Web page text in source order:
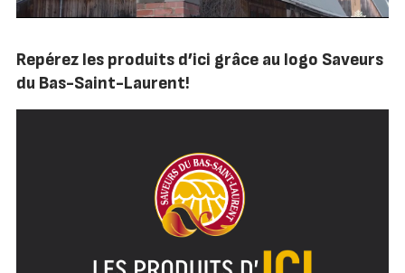
Repérez les produits d’ici grâce au logo Saveurs
du Bas-Saint-Laurent!